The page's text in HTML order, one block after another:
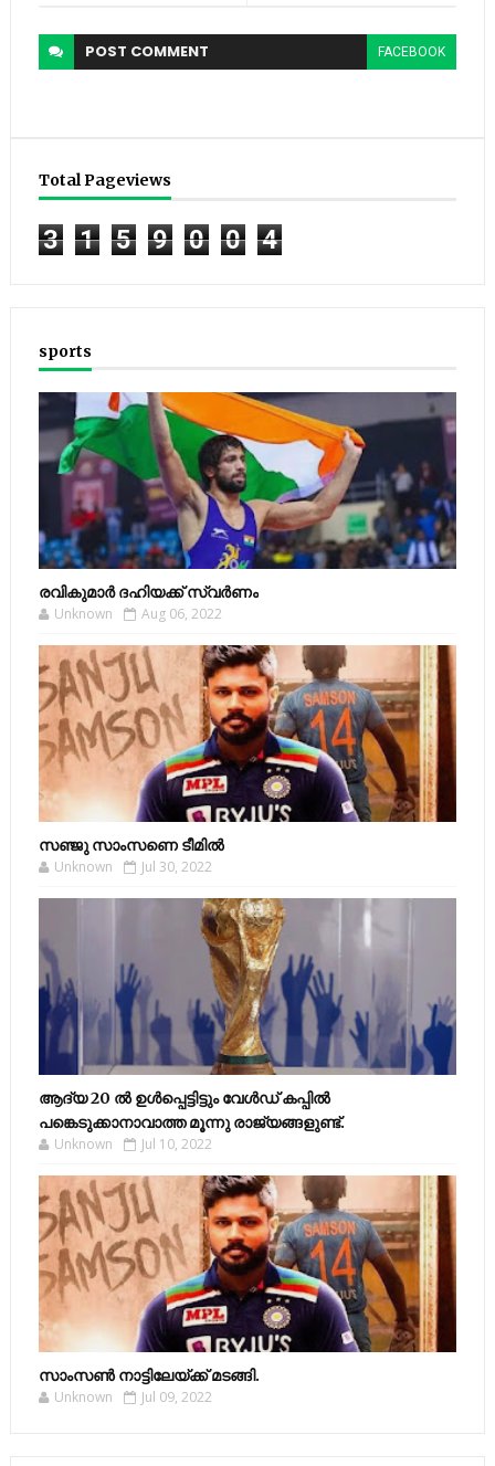
POST COMMENT FACEBOOK
Total Pageviews
3 1 5 9 0 0 4
sports
രവികുമാര്‍ ദഹിയക്ക് സ്വര്‍ണം
Unknown Aug 06, 2022
സഞ്ജു സാംസണെ ടീമില്‍
Unknown Jul 30, 2022
ആദ്യ 20 ല്‍ ഉള്‍പ്പെട്ടിട്ടും വേള്‍ഡ് കപ്പില്‍
പങ്കെടുക്കാനാവാത്ത മൂന്നു രാജ്യങ്ങളുണ്ട്.
Unknown Jul 10, 2022
സാംസണ്‍ നാട്ടിലേയ്‌ക്ക് മടങ്ങി.
Unknown Jul 09, 2022